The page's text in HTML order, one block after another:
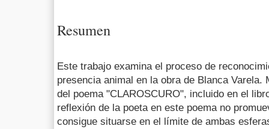
Resumen
Este trabajo examina el proceso de
presencia animal en la obra de Blanca
del poema "CLAROSCURO", incluido en el
reflexión de la poeta en este poema no
consigue situarse en el límite de ambas